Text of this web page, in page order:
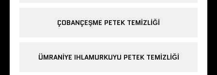
ÇOBANÇEŞME PETEK TEMIZLIĞI
ÜMRANIYE IHLAMURKUYU PETEK TEMIZLIĞI